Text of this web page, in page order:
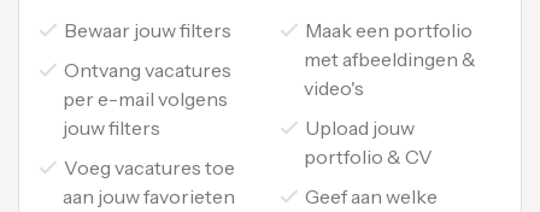
Bewaar jouw filters
Ontvang vacatures
per e-mail volgens
jouw filters
Voeg vacatures toe
aan jouw favorieten
Maak een portfolio
met afbeeldingen &
video's
Upload jouw
portfolio & CV
Geef aan welke